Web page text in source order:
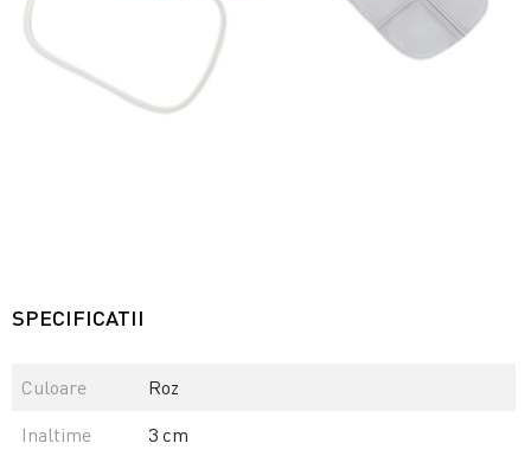
SPECIFICATII
Culoare
Roz
Inaltime
3 cm